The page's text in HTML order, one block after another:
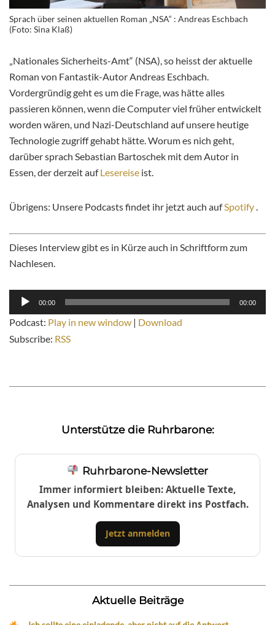
Sprach über seinen aktuellen Roman „NSA“ : Andreas Eschbach
(Foto: Sina Klaß)
„Nationales Sicherheits-Amt“ (NSA), so heisst der aktuelle
Roman von Fantastik-Autor Andreas Eschbach.
Vordergründig geht es um die Frage, was hätte alles
passieren können, wenn die Computer viel früher entwickelt
worden wären, und Nazi-Deutschland auf unsere heutige
Technologie zugriff gehabt hätte. Worum es nich geht,
darüber sprach Sebastian Bartoschek mit dem Autor in
Essen, der derzeit aufLesereise ist.
Übrigens: Unsere Podcasts findet ihr jetzt auch aufSpotify
Dieses Interview gibt es in Kürze auch in Schriftform zum
Nachlesen.
Audio-
Player
00:00 00:00
Podcast: Play in new window | Download
Subscribe: RSS
Unterstütze die Ruhrbarone:
Ruhrbarone-Newsletter
Immer informiert bleiben: Aktuelle Texte,
Analysen und Kommentare direkt ins Postfach.
Jetzt anmelden
Aktuelle Beiträge